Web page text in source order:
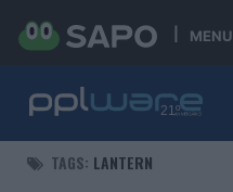
MENU
TAGS: LANTERN